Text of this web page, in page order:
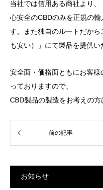
当社では信用ある商社より
心安全のCBDのみを正規の
す。また独自のルートだか
も安い）」にて製品を提供い
安全面・価格面ともにお客
っておりますので、
CBD製品の製造をお考えの方
お知らせ